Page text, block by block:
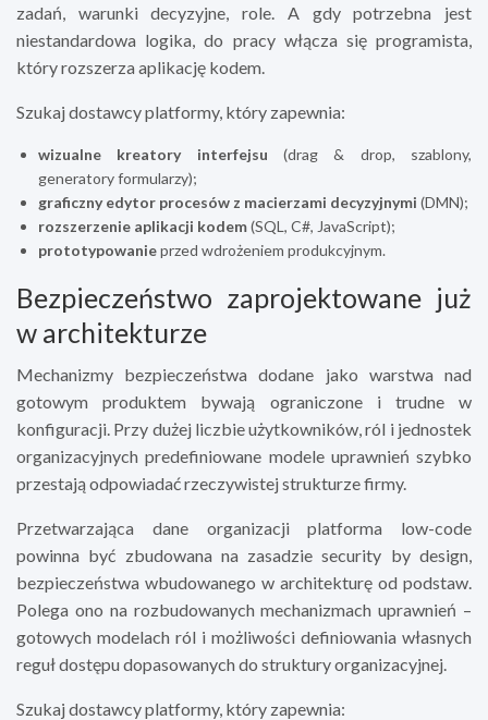
zadań, warunki decyzyjne, role. A gdy potrzebna jest
niestandardowa logika, do pracy włącza się programista,
który rozszerza aplikację kodem.
Szukaj dostawcy platformy, który zapewnia:
wizualne kreatory interfejsu (drag & drop, szablony,
generatory formularzy);
graficzny edytor procesów z macierzami decyzyjnymi (DMN);
rozszerzenie aplikacji kodem(SQL, C#, JavaScript);
prototypowanieprzed wdrożeniem produkcyjnym.
Bezpieczeństwo zaprojektowane już
w architekturze
Mechanizmy bezpieczeństwa dodane jako warstwa nad
gotowym produktem bywają ograniczone i trudne w
konfiguracji. Przy dużej liczbie użytkowników, ról i jednostek
organizacyjnych predefiniowane modele uprawnień szybko
przestają odpowiadać rzeczywistej strukturze firmy.
Przetwarzająca dane organizacji platforma low-code
powinna być zbudowana na zasadzie security by design,
bezpieczeństwa wbudowanego w architekturę od podstaw.
Polega ono na rozbudowanych mechanizmach uprawnień –
gotowych modelach ról i możliwości definiowania własnych
reguł dostępu dopasowanych do struktury organizacyjnej.
Szukaj dostawcy platformy, który zapewnia: